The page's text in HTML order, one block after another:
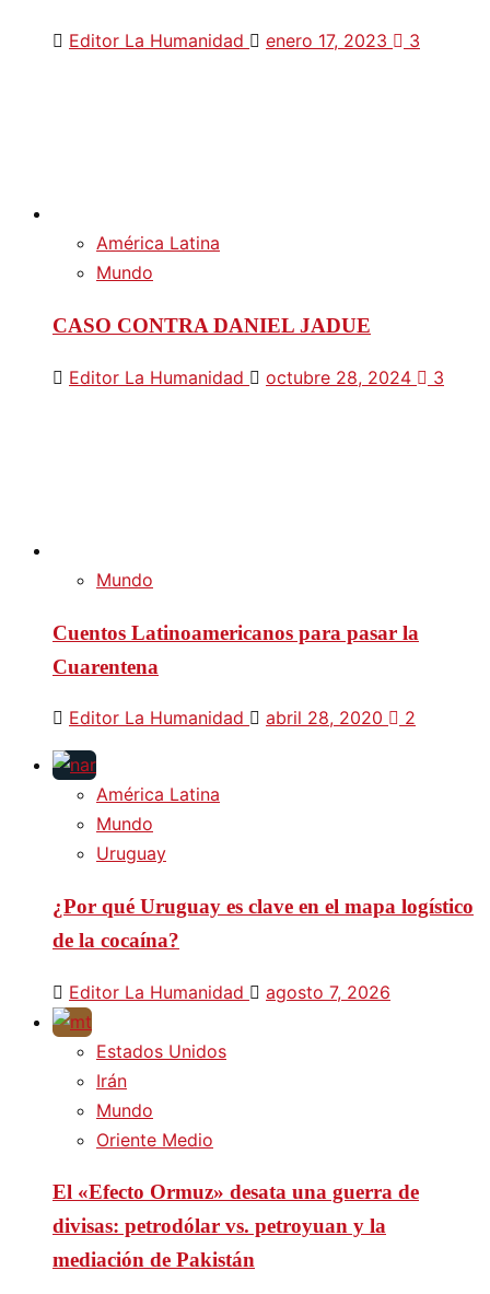
Editor La Humanidad enero 17, 2023 3
América Latina
Mundo
CASO CONTRA DANIEL JADUE
Editor La Humanidad octubre 28, 2024 3
Mundo
Cuentos Latinoamericanos para pasar la
Cuarentena
Editor La Humanidad abril 28, 2020 2
América Latina
Mundo
Uruguay
¿Por qué Uruguay es clave en el mapa logístico
de la cocaína?
Editor La Humanidad agosto 7, 2026
Estados Unidos
Irán
Mundo
Oriente Medio
El «Efecto Ormuz» desata una guerra de
divisas: petrodólar vs. petroyuan y la
mediación de Pakistán